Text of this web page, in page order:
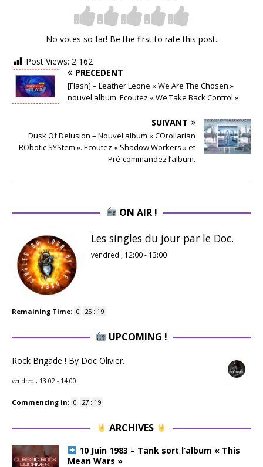
No votes so far! Be the first to rate this post.
Post Views: 2 162
PRÉCÉDENT
[Flash] – Leather Leone « We Are The Chosen »
nouvel album. Ecoutez « We Take Back Control »
SUIVANT
Dusk Of Delusion – Nouvel album « COrollarian
RObotic SYStem ». Ecoutez « Shadow Workers » et
Pré-commandez l’album.
ON AIR !
Les singles du jour par le Doc.
vendredi, 12:00- 13:00
Remaining Time: 0 : 25 : 18
UPCOMING !
Rock Brigade ! By Doc Olivier.
vendredi, 13:02 - 14:00
Commencing in: 0 : 27 : 18
ARCHIVES
10 Juin 1983 – Tank sort l’album « This
Mean Wars »